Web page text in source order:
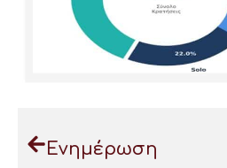
Ενημέρωση